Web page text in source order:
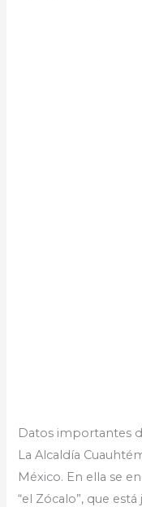
Datos importantes
La Alcaldía
México. En ella se
“el Zócalo”, que